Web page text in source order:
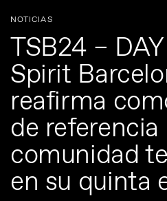
NOTICIAS
TSB24 –
Spirit
reafirma
de referencia
comunidad
en su quinta